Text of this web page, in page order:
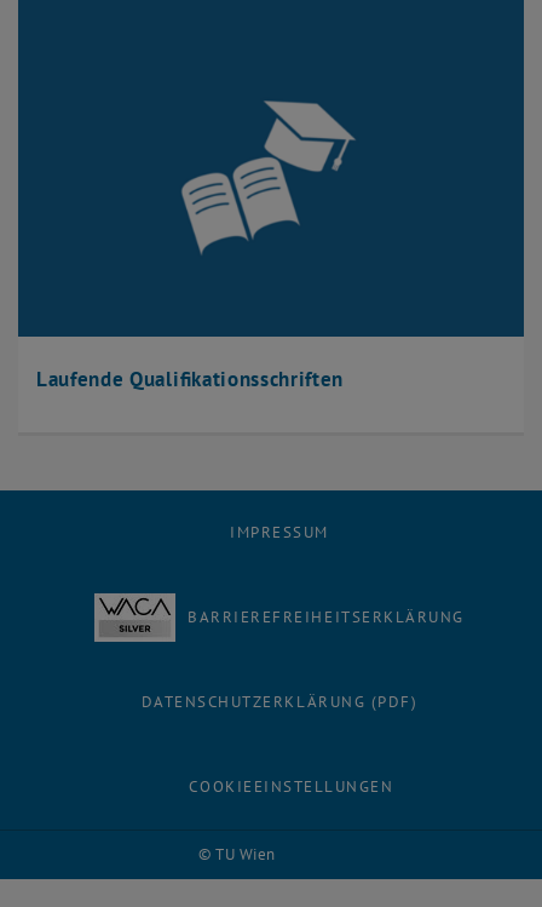
Laufende Qualifikationsschriften
© TU Wien
IMPRESSUM
BARRIEREFREIHEITSERKLÄRUNG
DATENSCHUTZERKLÄRUNG (PDF)
COOKIEEINSTELLUNGEN